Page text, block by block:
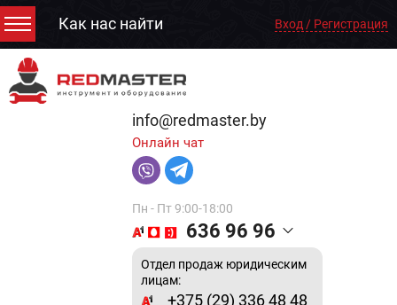
Как нас найти Вход / Регистрация
info@redmaster.by
Онлайн чат
Пн - Пт 9:00-18:00
636 96 96
Отдел продаж юридическим
лицам:
+375 (29) 336 48 48